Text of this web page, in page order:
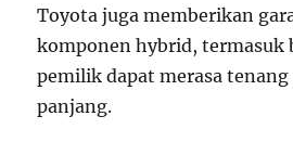
Toyota juga memberikan
komponen hybrid, termasuk
pemilik dapat merasa
panjang.